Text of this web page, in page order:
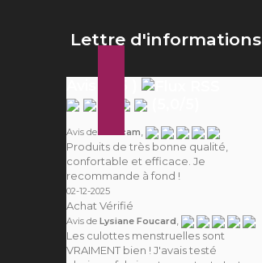
Lettre d'informations
Avis de Camcam
Produits de très bonne qualité,
confortable et efficace. Je
recommande à fond !
02-12-2025
Achat Vérifié
Avis de Lysiane Foucard
Les culottes menstruelles sont
VRAIMENT bien ! J'avais testé